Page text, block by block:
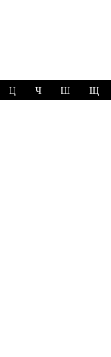
Ц Ч Ш Щ